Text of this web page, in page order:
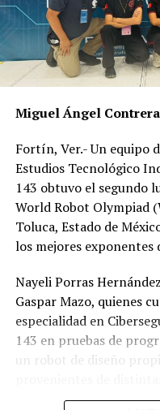
Miguel Ángel
Fortín, Ver.- Un equipo
Estudios Tecnológico
143 obtuvo el segundo
World Robot Olympiad
Toluca, Estado de
los mejores exponentes
Nayeli Porras
Gaspar Mazo, quienes
especialidad en
143 en pruebas de
un robot de diseño